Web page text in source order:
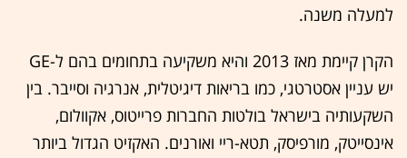
למעלה משנה.
הקרן קיימת מאז 2013 והיא משקיעה בתחומים בהם ל-GE
יש עניין אסטרטגי, כמו בריאות דיגיטלית, אנרגיה וסייבר. בין
השקעותיה בישראל בולטות החברות פרייטוס, אקוולום,
אינסייטק, מורפיסק, תטא-ריי ואורנים. האקזיט הגדול ביותר